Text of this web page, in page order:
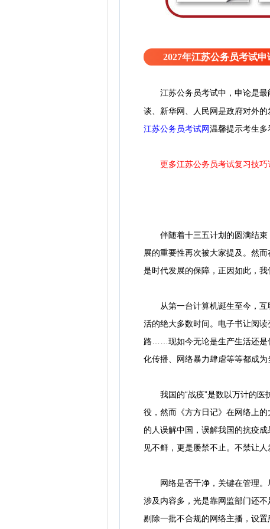
2027年江苏公务员考试申
江苏公务员考试中，申论是
谈、新华网、人民网是政府对外
江苏公务员考试网温馨提示考生多
更多江苏公务员考试复习技巧
伴随着十三五计划的圆满结束
展的重要性再次被大家提及。然
是时代发展的保障，正因如此，我
从第一台计算机诞生至今，互
活的绝大多数时间。电子书让阅
路……现如今无论是生产生活还是
化传播、网络暴力肆虐等等都成为
我国的“战疫”是数以万计的医
役，然而《方方日记》在网络上
的人误解中国，误解我国的抗疫
见不鲜，更是屡禁不止。不禁让
网络是否干净，关键在管理。
涉及内容多，光是靠网监部门还
剔除一批不合规的网络主播，设